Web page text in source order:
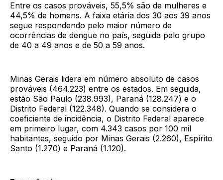
Entre os casos prováveis, 55,5% são de mulheres e
44,5% de homens. A faixa etária dos 30 aos 39 anos
segue respondendo pelo maior número de
ocorrências de dengue no país, seguida pelo grupo
de 40 a 49 anos e de 50 a 59 anos.
Minas Gerais lidera em número absoluto de casos
prováveis (464.223) entre os estados. Em seguida,
estão São Paulo (238.993), Paraná (128.247) e o
Distrito Federal (122.348). Quando se considera o
coeficiente de incidência, o Distrito Federal aparece
em primeiro lugar, com 4.343 casos por 100 mil
habitantes, seguido por Minas Gerais (2.260), Espírito
Santo (1.270) e Paraná (1.120).